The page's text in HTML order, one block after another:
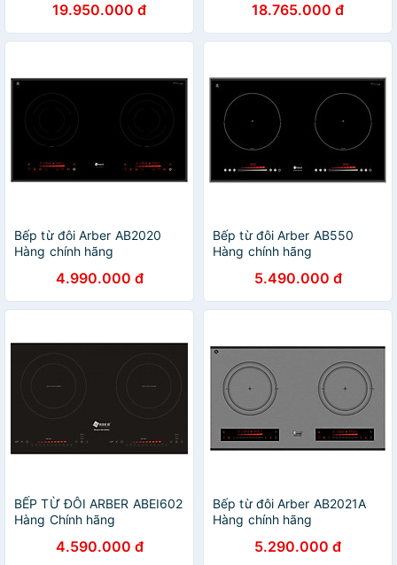
19.950.000 đ 18.765.000 đ
Bếp từ đôi Arber AB2020
Hàng chính hãng
4.990.000 đ
Bếp từ đôi Arber AB550
Hàng chính hãng
5.490.000 đ
BẾP TỪ ĐÔI ARBER ABEI602
Hàng Chính hãng
4.590.000 đ
Bếp từ đôi Arber AB2021A
Hàng chính hãng
5.290.000 đ